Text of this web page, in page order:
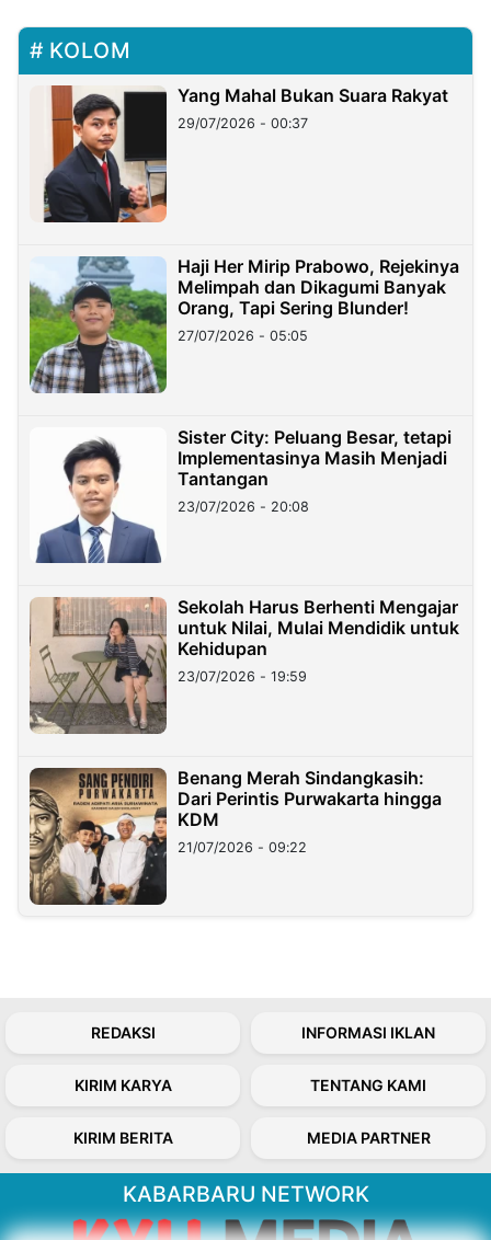
KOLOM
Yang Mahal Bukan Suara Rakyat
29/07/2026 - 00:37
Haji Her Mirip Prabowo, Rejekinya
Melimpah dan Dikagumi Banyak
Orang, Tapi Sering Blunder!
27/07/2026 - 05:05
Sister City: Peluang Besar, tetapi
Implementasinya Masih Menjadi
Tantangan
23/07/2026 - 20:08
Sekolah Harus Berhenti Mengajar
untuk Nilai, Mulai Mendidik untuk
Kehidupan
23/07/2026 - 19:59
Benang Merah Sindangkasih:
Dari Perintis Purwakarta hingga
KDM
21/07/2026 - 09:22
REDAKSI INFORMASI IKLAN
KIRIM KARYA TENTANG KAMI
KIRIM BERITA MEDIA PARTNER
KABARBARU NETWORK